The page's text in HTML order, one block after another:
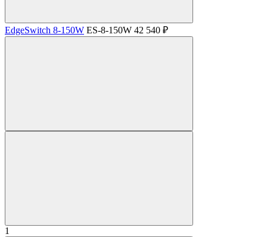
EdgeSwitch 8-150W ES-8-150W 42 540 ₽
1